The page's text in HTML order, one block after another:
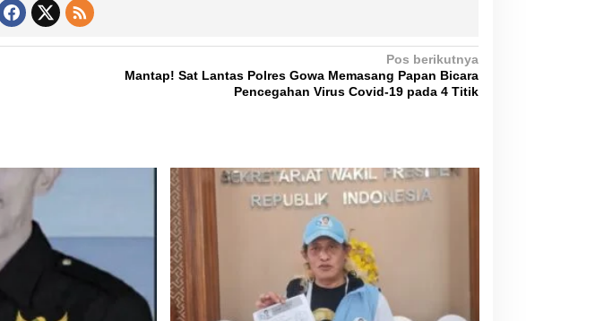
Pos berikutnya
Mantap! Sat Lantas Polres Gowa Memasang Papan Bicara
Pencegahan Virus Covid-19 pada 4 Titik